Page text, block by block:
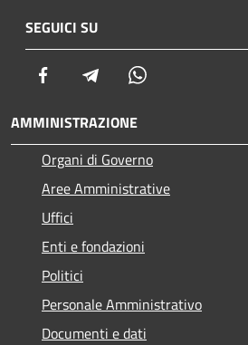
SEGUICI SU
Facebook Telegram
AMMINISTRAZIONE
Organi di Governo
Aree Amministrative
Uffici
Enti e fondazioni
Politici
Personale Amministrativo
Documenti e dati